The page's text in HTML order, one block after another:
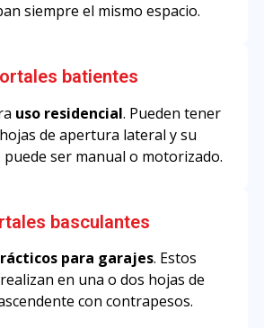
siempre el mismo espacio.
batientes
uso residencial. Pueden tener
de apertura lateral y su
ser manual o motorizado.
basculantes
para garajes. Estos
en una o dos hojas de
con contrapesos.